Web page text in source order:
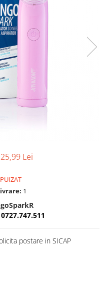
Lei
1
0727.747.511
postare in SICAP